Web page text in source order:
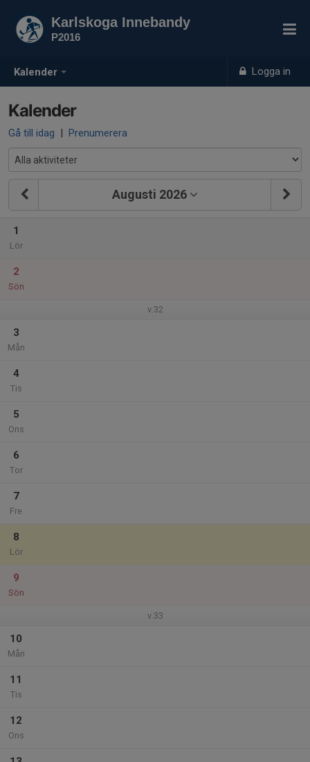
Kalender Logga in
Karlskoga Innebandy
P2016
Kalender
Gå till idag | Prenumerera
Augusti 2026
1
Lör
2
Sön
v.32
3
Mån
4
Tis
5
Ons
6
Tor
7
Fre
8
Lör
9
Sön
v.33
10
Mån
11
Tis
12
Ons